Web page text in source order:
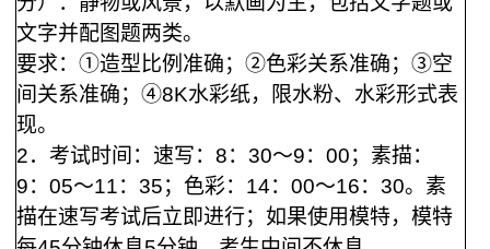
文字并配图题两类。
要求：①造型比例准确；②色彩关系准确；③空
间关系准确；④8K水彩纸，限水粉、水彩形式表
现。
2．考试时间：速写： 8：30～9：00；素描：
9：05～11：35；色彩： 14：00～16：30。素
描在速写考试后立即进行；如果使用模特，模特